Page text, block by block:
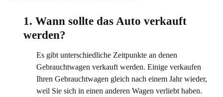
1. Wann sollte das Auto verkauft
werden?
Es gibt unterschiedliche Zeitpunkte an denen
Gebrauchtwagen verkauft werden. Einige verkaufen
Ihren Gebrauchtwagen gleich nach einem Jahr wieder,
weil Sie sich in einen anderen Wagen verliebt haben.